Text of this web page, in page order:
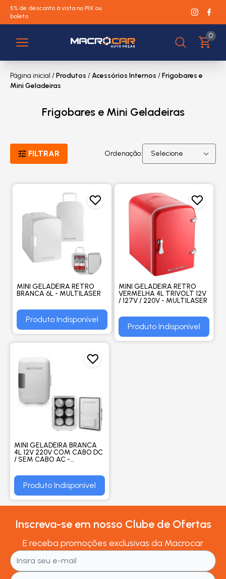
5% de desconto à vista no PIX ou
boleto
0
Página inicial /Produtos /Acessórios Internos /Frigobares e
Mini Geladeiras
Frigobares e Mini Geladeiras
FILTRAR Ordenação:
MINI GELADEIRA RETRO
BRANCA 6L - MULTILASER
Produto Indisponível
MINI GELADEIRA RETRO
VERMELHA 4L TRIVOLT 12V
/ 127V / 220V - MULTILASER
Produto Indisponível
MINI GELADEIRA BRANCA
4L 12V 220V COM CABO DC
/ SEM CABO AC -
Produto Indisponível
Inscreva-se em nosso Clube de Ofertas
E receba promoções exclusivas da Macrocar